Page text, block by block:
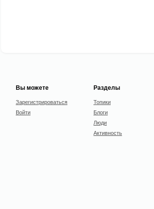
Вы можете
Зарегистрироваться
Войти
Разделы
Топики
Блоги
Люди
Активность